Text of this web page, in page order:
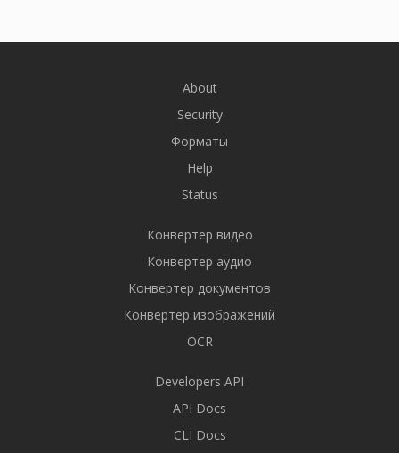
About
Security
Форматы
Help
Status
Конвертер видео
Конвертер аудио
Конвертер документов
Конвертер изображений
OCR
Developers API
API Docs
CLI Docs